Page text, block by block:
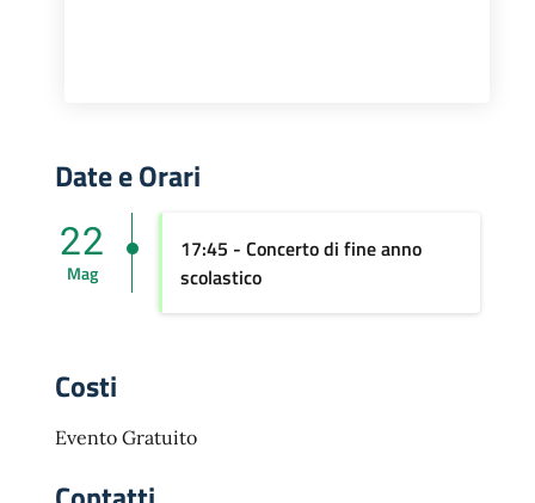
Date e Orari
17:45 - Concerto di fine anno
scolastico
22
Mag
Costi
Evento Gratuito